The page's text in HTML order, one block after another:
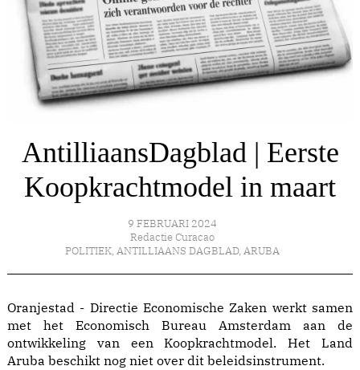
AntilliaansDagblad | Eerste
Koopkrachtmodel in maart
9 FEBRUARI 2024
Redactie Curacao
POLITIEK, ANTILLIAANS DAGBLAD, ARUBA
Oranjestad - Directie Economische Zaken werkt samen
met het Economisch Bureau Amsterdam aan de
ontwikkeling van een Koopkrachtmodel. Het Land
Aruba beschikt nog niet over dit beleidsinstrument.